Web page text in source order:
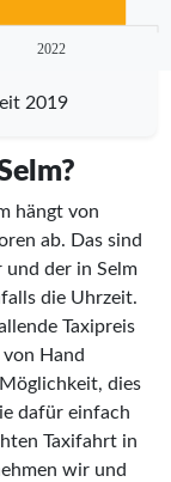
2022
2019
hängt von
ab. Das sind
und der in Selm
die Uhrzeit.
Taxipreis
Hand
dies
dafür einfach
Taxifahrt in
wir und